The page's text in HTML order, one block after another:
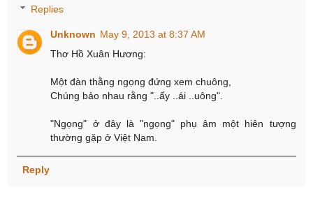
Replies
Unknown May 9, 2013 at 8:37 AM
Thơ Hồ Xuân Hương:
Một đàn thằng ngọng đứng xem chuông,
Chúng bảo nhau rằng "..ấy ..ái ..uông".
"Ngọng" ở đây là "ngọng" phụ âm một hiên tượng
thường gặp ở Việt Nam.
Reply